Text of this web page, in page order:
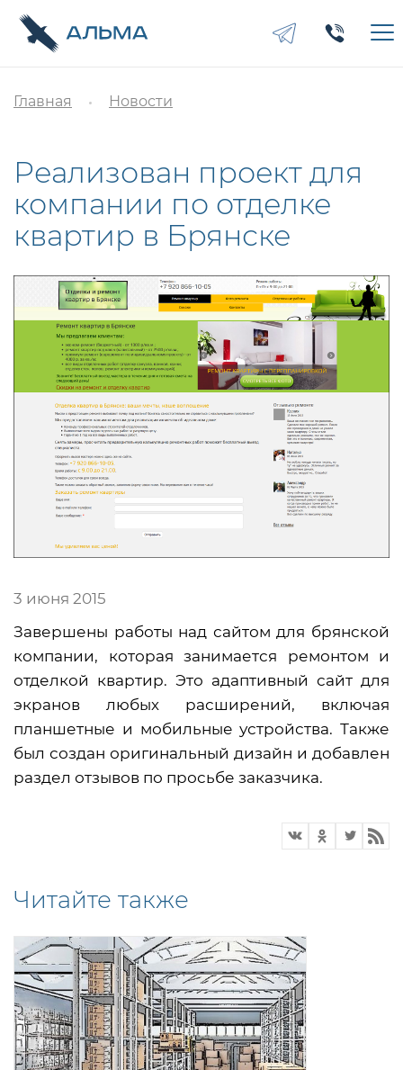
Главная Новости
Реализован проект для
компании по отделке
квартир в Брянске
3 июня 2015
Завершены работы над сайтом для брянской
компании, которая занимается ремонтом и
отделкой квартир. Это адаптивный сайт для
экранов любых расширений, включая
планшетные и мобильные устройства. Также
был создан оригинальный дизайн и добавлен
раздел отзывов по просьбе заказчика.
Читайте также